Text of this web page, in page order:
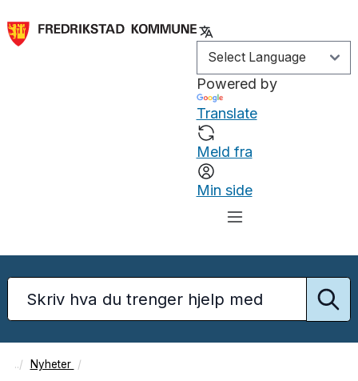
Powered by
Translate
Meld fra
Min side
Nyheter